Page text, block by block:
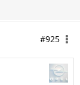
#925